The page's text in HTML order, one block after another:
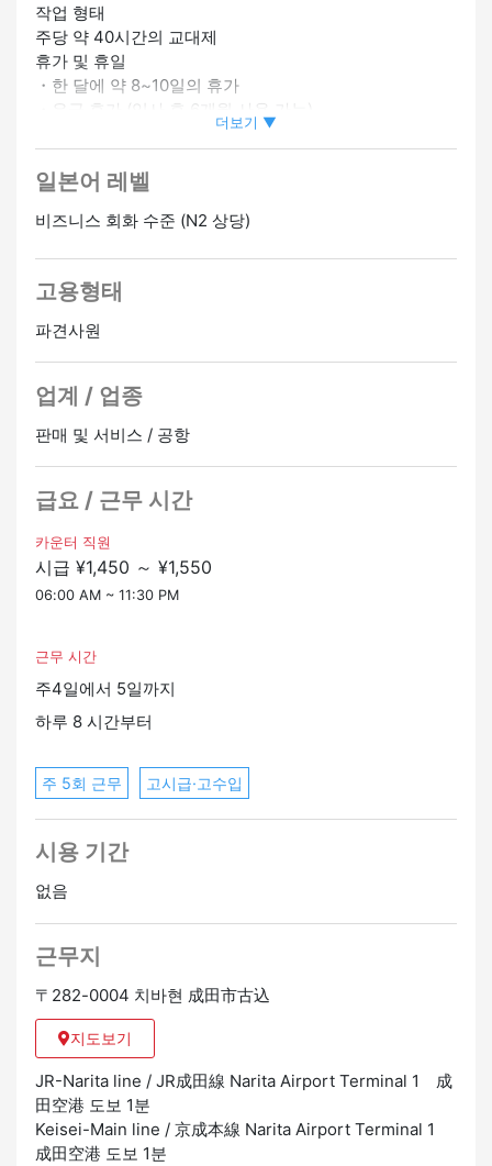
전폭적으로 지원합니다)
・일본어: JLPT N2 레벨 이상 (필수)
・일상 회화를 영어로 할 수 있는 분 (필수)
・공항 및 국제 비즈니스에 관심이 있는 분
・사람들과 교류하는 것을 좋아하는 사람
・나리타 국제공항
・시간당 임금 1,450엔에서 1,550엔 (경력에 따라 다름)
・체크인 카운터에서의 탑승 체크인 절차
・여행 서류 확인
・탑승 및 도착 게이트의 정보
・안내 서비스, 수하물 배송, 안내
・VIP 서비스, 휠체어 서비스 등
・비자 신청 및 갱신을 완벽하게 지원합니다.
・미경험자도 환영합니다.
・직속 승진 실적이 있는 정규직
직업이에요~
거예요~
작업 형태
주당 약 40시간의 교대제
휴가 및 휴일
・한 달에 약 8~10일의 휴가
・유급 휴가 (입사 후 6개월 사용 가능)
・교통비 지급 (상한액: 20,000엔)
사회보험
고용 보험
근로자 보상 보험
건강 보험
복지 연금
JAL, ANA
정사원 승급가능 온라인 인터뷰 OK
더보기 ▼
일본어 레벨
비즈니스 회화 수준 (N2 상당)
고용형태
파견사원
업계 / 업종
판매 및 서비스 / 공항
급요 / 근무 시간
카운터 직원
시급 ¥1,450 ～ ¥1,550
06:00 AM ~ 11:30 PM
근무 시간
주4일에서 5일까지
하루 8 시간부터
주 5회 근무 고시급·고수입
시용 기간
없음
근무지
〒282-0004 치바현 成田市古込
지도보기
JR-Narita line / JR成田線 Narita Airport Terminal 1 成
田空港 도보 1분
Keisei-Main line / 京成本線 Narita Airport Terminal 1
成田空港 도보 1분